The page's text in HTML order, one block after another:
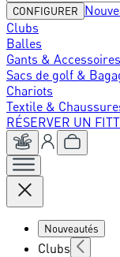
CONFIGURER
Clubs
Balles
Gants & Accessoires
Sacs de golf &
Chariots
Textile &
RÉSERVER UN
Nouveautés
Clubs